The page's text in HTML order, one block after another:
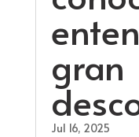
gran
Jul 16, 2025